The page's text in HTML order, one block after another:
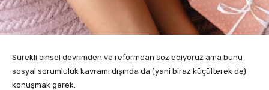
Sürekli cinsel devrimden ve reformdan söz ediyoruz ama bunu
sosyal sorumluluk kavramı dışında da (yani biraz küçülterek de)
konuşmak gerek.